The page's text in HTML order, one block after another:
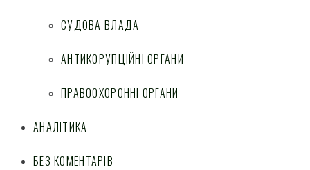
СУДОВА ВЛАДА
АНТИКОРУПЦІЙНІ ОРГАНИ
ПРАВООХОРОННІ ОРГАНИ
АНАЛІТИКА
БЕЗ КОМЕНТАРІВ